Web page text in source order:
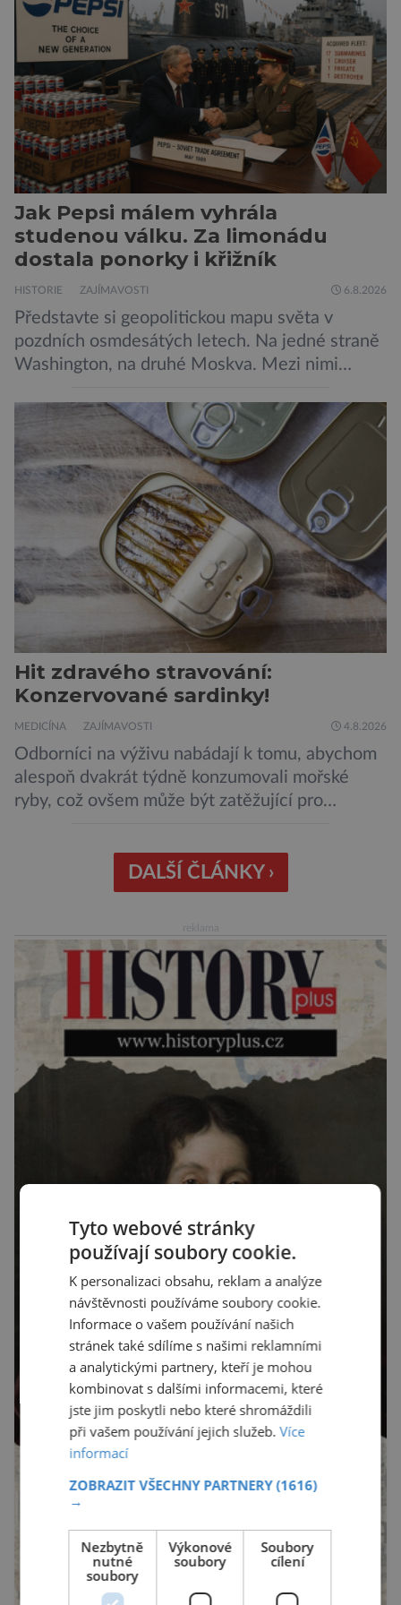
Neplecha byla zahájena. Dopis z Bradavic
možná stále nepřišel, ale […]
Jak Pepsi málem vyhrála
studenou válku. Za limonádu
dostala ponorky i křižník
HISTORIE ZAJÍMAVOSTI 6.8.2026
Představte si geopolitickou mapu světa v
pozdních osmdesátých letech. Na jedné straně
Washington, na druhé Moskva. Mezi nimi
padesátkrát dokola, železná opona a miliony
vojáků v permanentní pohotovosti. A pak je tu
Donald Kendall, generální ředitel společnosti
PepsiCo, který se v květnu roku 1989 stává
admirálem flotily, jež čítá sedmnáct […]
Hit zdravého stravování:
Konzervované sardinky!
MEDICÍNA ZAJÍMAVOSTI 4.8.2026
Odborníci na výživu nabádají k tomu, abychom
alespoň dvakrát týdně konzumovali mořské
ryby, což ovšem může být zatěžující pro
sardinky, které si může dovolit opravdu každý
„Místo toho, aby poskytovaly izolované
potravinou,“ říká nutriční specialista Colin
Robertson a zdůrazňuje […]
DALŠÍ ČLÁNKY ›
Tyto webové stránky
používají soubory cookie.
K personalizaci obsahu, reklam a analýze
návštěvnosti používáme soubory cookie.
Informace o vašem používání našich
stránek také sdílíme s našimi reklamními
a analytickými partnery, kteří je mohou
kombinovat s dalšími informacemi, které
jste jim poskytli nebo které shromáždili
při vašem používání jejich služeb.Více
informací
ZOBRAZIT VŠECHNY PARTNERY(1616)
→
Nezbytně
nutné
soubory
Výkonové
soubory
Soubory
cílení